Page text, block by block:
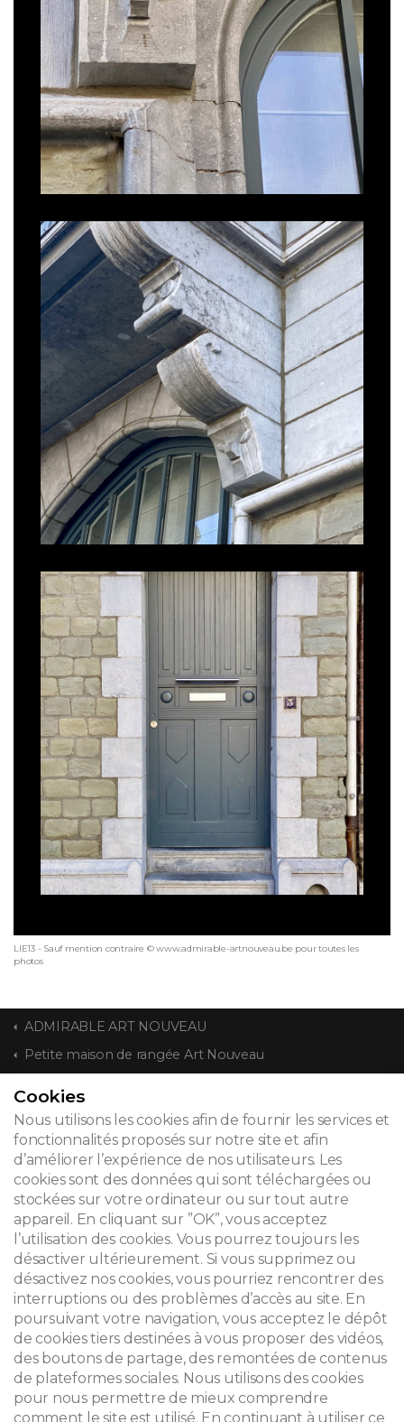
LIE13 - Sauf mention contraire © www.admirable-artnouveau.be pour toutes les
photos
ADMIRABLE ART NOUVEAU
Petite maison de rangée Art Nouveau
CONTACT
© 2026
Mentions légales
Newsletter
Recherche
Cookies
Nous utilisons les cookies afin de fournir les services et
fonctionnalités proposés sur notre site et afin
d’améliorer l’expérience de nos utilisateurs. Les
cookies sont des données qui sont téléchargées ou
stockées sur votre ordinateur ou sur tout autre
appareil. En cliquant sur ”OK”, vous acceptez
l’utilisation des cookies. Vous pourrez toujours les
désactiver ultérieurement. Si vous supprimez ou
désactivez nos cookies, vous pourriez rencontrer des
interruptions ou des problèmes d’accès au site. En
poursuivant votre navigation, vous acceptez le dépôt
de cookies tiers destinées à vous proposer des vidéos,
des boutons de partage, des remontées de contenus
de plateformes sociales. Nous utilisons des cookies
pour nous permettre de mieux comprendre
comment le site est utilisé. En continuant à utiliser ce